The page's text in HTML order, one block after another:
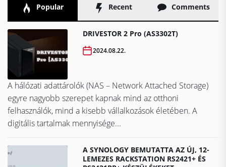
Popular Recent Comments
DRIVESTOR 2 Pro (AS3302T)
2024.08.22.
A hálózati adattárolók (NAS – Network Attached Storage)
egyre nagyobb szerepet kapnak mind az otthoni
felhasználók, mind a kisebb vállalkozások életében. A
digitális tartalmak mennyisége...
A SYNOLOGY BEMUTATTA AZ ÚJ, 12-
LEMEZES RACKSTATION RS2421+ ÉS